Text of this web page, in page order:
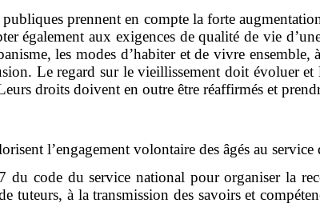
prennent en compte la forte
également aux exigences de qualité de vie
les modes d’habiter et de vivre
Le regard sur le vieillissement doit évoluer et
droits doivent en outre être réaffirmés et
l’engagement volontaire des âgés au service
code du service national pour organiser la
tuteurs, à la transmission des savoirs et